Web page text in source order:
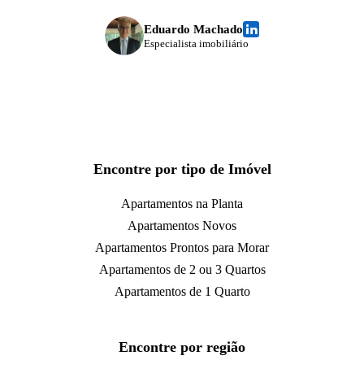
Eduardo Machado
Especialista imobiliário
Encontre por tipo de Imóvel
Apartamentos na Planta
Apartamentos Novos
Apartamentos Prontos para Morar
Apartamentos de 2 ou 3 Quartos
Apartamentos de 1 Quarto
Encontre por região